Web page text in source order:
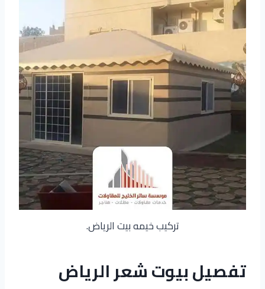
تركيب خيمه بيت الرياض.
تفصيل بيوت شعر الرياض